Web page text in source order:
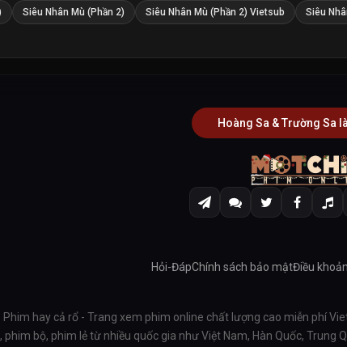
Siêu Nhân Mù (Phần 2) Siêu Nhân Mù (Phần 2) Vietsub Siêu
Hoàng Sa & Trường Sa
Hỏi-ĐápChính sách bảo mậtĐiều
Phim hay cả rổ - Trang xem phim online chất lượng cao miễn phí
phim bộ, phim lẻ từ nhiều quốc gia như Việt Nam, Hàn Quốc, Trung